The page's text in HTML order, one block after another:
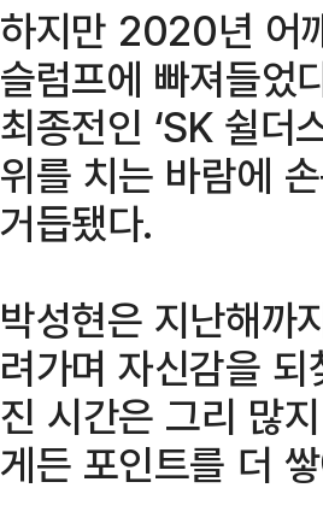
하지만 2020년 어
슬럼프에 빠져들
최종전인 ‘SK 쉴더
위를 치는 바람에
거듭됐다.
박성현은 지난해까
려가며 자신감을
진 시간은 그리 많
게든 포인트를 더